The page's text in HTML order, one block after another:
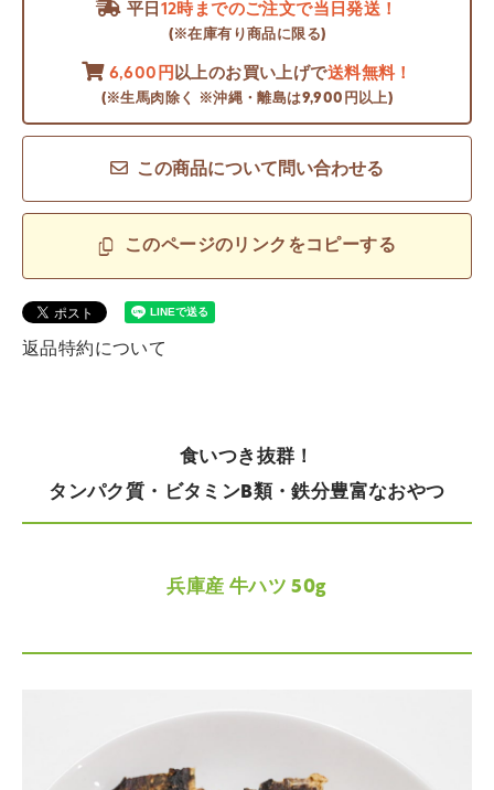
平日 12時までのご注文で当日発送！
(※在庫有り商品に限る)
6,600円 以上のお買い上げで送料無料！
(※生馬肉除く ※沖縄・離島は9,900円以上)
この商品について問い合わせる
このページのリンクをコピーする
返品特約について
食いつき抜群！
タンパク質・ビタミンB類・鉄分豊富なおやつ
兵庫産 牛ハツ 50g